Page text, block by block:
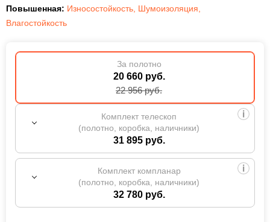
Повышенная: Износостойкость, Шумоизоляция,
Влагостойкость
За полотно
20 660 руб.
22 956руб.
Комплект телескоп
(полотно, коробка, наличники)
31 895 руб.
Комплект компланар
(полотно, коробка, наличники)
32 780 руб.